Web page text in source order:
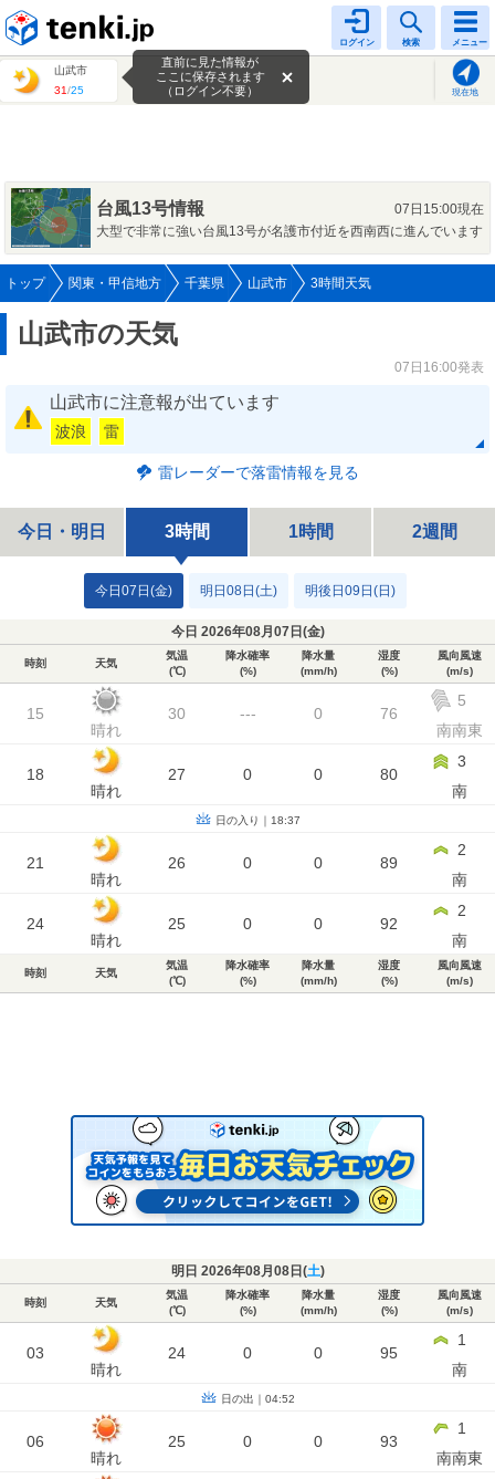
ログイン 検索 メニュー
山武市
31/25 現在地
直前に見た情報が
ここに保存されます
（ログイン不要）
台風13号情報
07日15:00現在
大型で非常に強い台風13号が名護市付近を西南西に進んでいます
トップ 関東・甲信地方 千葉県 山武市 3時間天気
山武市の天気
07日16:00発表
山武市に注意報が出ています
波浪 雷
雷レーダーで落雷情報を見る
今日・明日 3時間 1時間 2週間
今日07日(金) 明日08日(土) 明後日09日(日)
今日 2026年08月07日(金)
時刻 天気
気温
(℃)
降水確率
(%)
降水量
(mm/h)
湿度
(%)
風向風速
(m/s)
15
晴れ
30 --- 0 76
5
南南東
18
晴れ
27 0 0 80
3
南
日の入り｜18:37
21
晴れ
26 0 0 89
2
南
24
晴れ
25 0 0 92
2
南
時刻 天気
気温
(℃)
降水確率
(%)
降水量
(mm/h)
湿度
(%)
風向風速
(m/s)
明日 2026年08月08日(土)
時刻 天気
気温
(℃)
降水確率
(%)
降水量
(mm/h)
湿度
(%)
風向風速
(m/s)
03
晴れ
24 0 0 95
1
南
日の出｜04:52
06
晴れ
25 0 0 93
1
南南東